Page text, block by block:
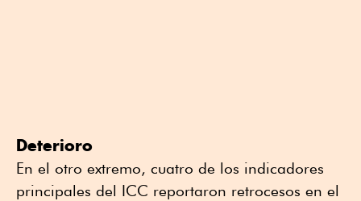
Deterioro
En el otro extremo, cuatro de los indicadores
principales del ICC reportaron retrocesos en el